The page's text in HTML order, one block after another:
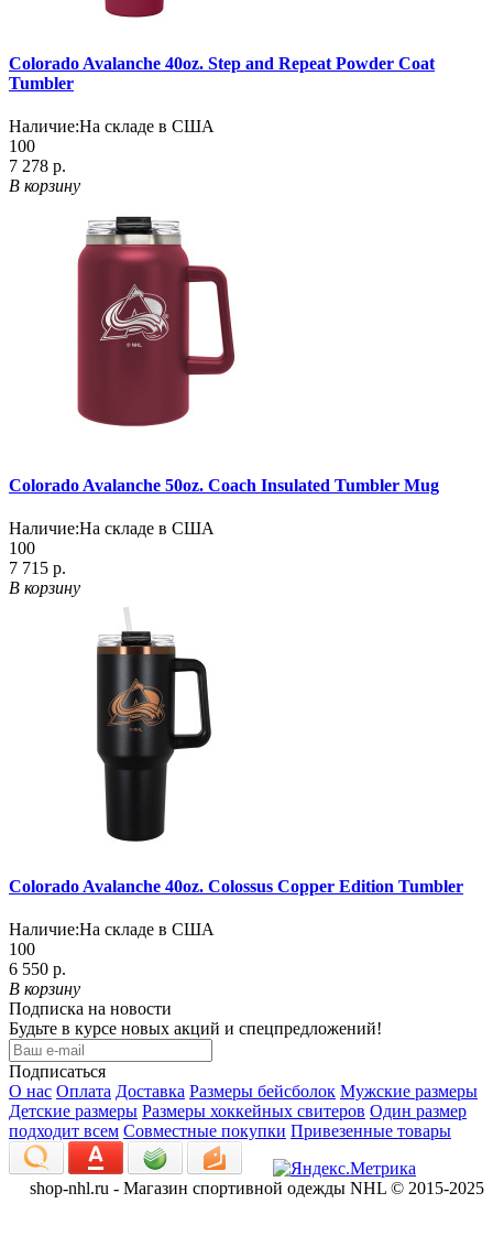
Colorado Avalanche 40oz. Step and Repeat Powder Coat
Tumbler
Наличие:На складе в США
100
7 278 р.
В корзину
Colorado Avalanche 50oz. Coach Insulated Tumbler Mug
Наличие:На складе в США
100
7 715 р.
В корзину
Colorado Avalanche 40oz. Colossus Copper Edition Tumbler
Наличие:На складе в США
100
6 550 р.
В корзину
Подписка на новости
Будьте в курсе новых акций и спецпредложений!
Подписаться
О нас Оплата Доставка Размеры бейсболок Мужские размеры
Детские размеры Размеры хоккейных свитеров Один размер
подходит всем Совместные покупки Привезенные товары
shop-nhl.ru - Магазин спортивной одежды NHL © 2015-2025